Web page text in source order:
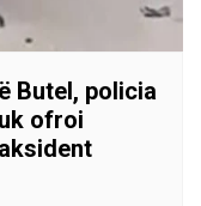
Butel, policia
ofroi